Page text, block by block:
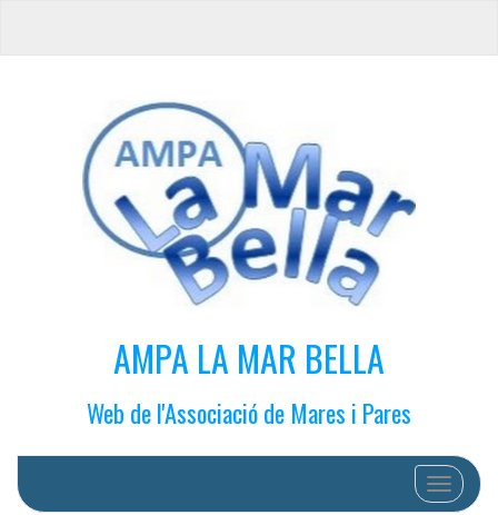
AMPA LA MAR BELLA
Web de l'Associació de Mares i Pares
Cambiar